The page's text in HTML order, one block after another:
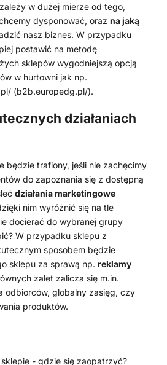
w dużej mierze od tego,
dysponować, oraz na jaką
nasz biznes. W przypadku
postawić na metodę
sklepów wygodniejszą opcją
w hurtowni jak np.
(b2b.europedg.pl/).
działaniach
będzie trafiony, jeśli nie zachęcimy
do zapoznania się z dostępną
działania marketingowe
nim wyróżnić się na tle
docierać do wybranej grupy
W przypadku sklepu z
sposobem będzie
sklepu za sprawą np. reklamy
zalet zalicza się m.in.
odbiorców, globalny zasięg, czy
produktów.